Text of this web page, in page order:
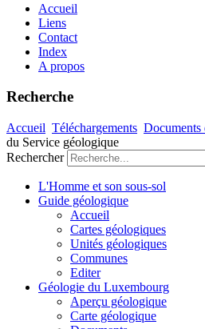
Accueil
Liens
Contact
Index
A propos
Recherche
Accueil Téléchargements Documents
du Service géologique
Rechercher
L'Homme et son sous-sol
Guide géologique
Accueil
Cartes géologiques
Unités géologiques
Communes
Editer
Géologie du Luxembourg
Aperçu géologique
Carte géologique